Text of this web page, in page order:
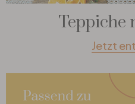
Teppiche
Jetzt